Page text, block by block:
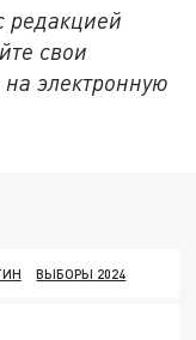
редакцией
свои
электронную
ВЫБОРЫ 2024